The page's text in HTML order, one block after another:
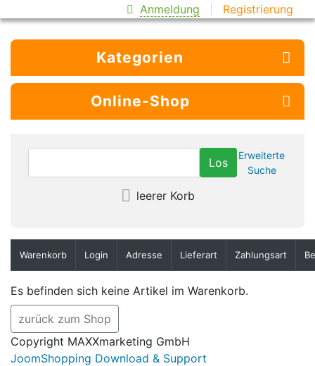
Anmeldung Registrierung
Kategorien
Online-Shop
Erweiterte
Suche
leerer Korb
Warenkorb Login Adresse Lieferart Zahlungsart
Es befinden sich keine Artikel im Warenkorb.
zurück zum Shop
Copyright MAXXmarketing GmbH
JoomShopping Download & Support